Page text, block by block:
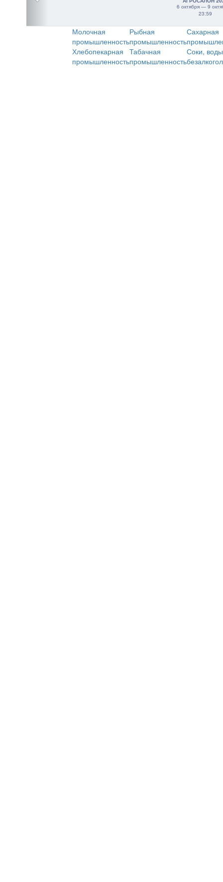
6 октября — 9
23:59
Молочная
промышленность
Рыбная
промышленность
Сахарная
Хлебопекарная
промышленность
Табачная
промышленность
Соки,